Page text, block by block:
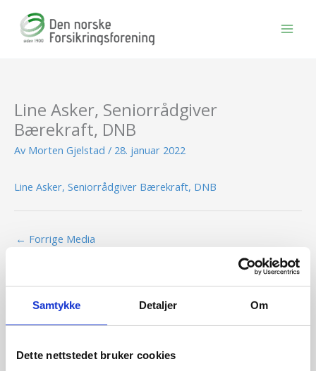
Samtykke Detaljer Om
Dette nettstedet bruker cookies
Line Asker, Seniorrådgiver
Bærekraft, DNB
Av Morten Gjelstad / 28. januar 2022
Line Asker, Seniorrådgiver Bærekraft, DNB
← Forrige Media
BLI MEDLEM
Se medlemsfordeler og bli medlem her